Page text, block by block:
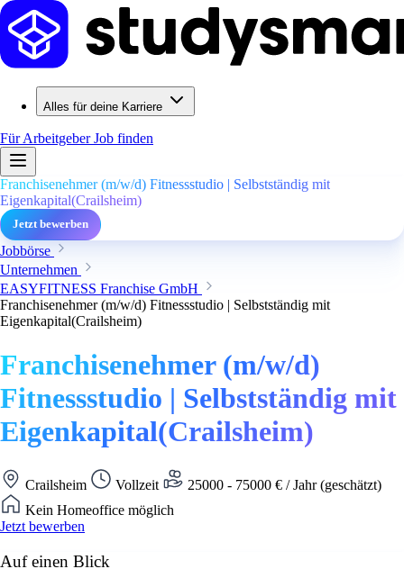
Alles für deine Karriere
Für ArbeitgeberJob finden
Franchisenehmer (m/w/d) Fitnessstudio | Selbstständig mit
Eigenkapital(Crailsheim)
Jetzt bewerben
Jobbörse
Unternehmen
EASYFITNESS Franchise GmbH
Franchisenehmer (m/w/d) Fitnessstudio | Selbstständig mit
Eigenkapital(Crailsheim)
Franchisenehmer (m/w/d)
Fitnessstudio | Selbstständig mit
Eigenkapital(Crailsheim)
Crailsheim Vollzeit
25000 - 75000 € / Jahr (geschätzt)
Kein Homeoffice möglich
Jetzt bewerben
Auf einen Blick